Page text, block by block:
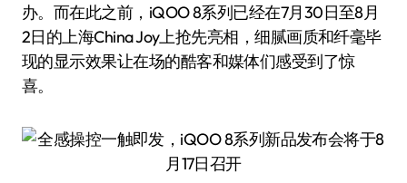
办。而在此之前，iQOO 8系列已经在7月30日至8月
2日的上海China Joy上抢先亮相，细腻画质和纤毫毕
现的显示效果让在场的酷客和媒体们感受到了惊
喜。